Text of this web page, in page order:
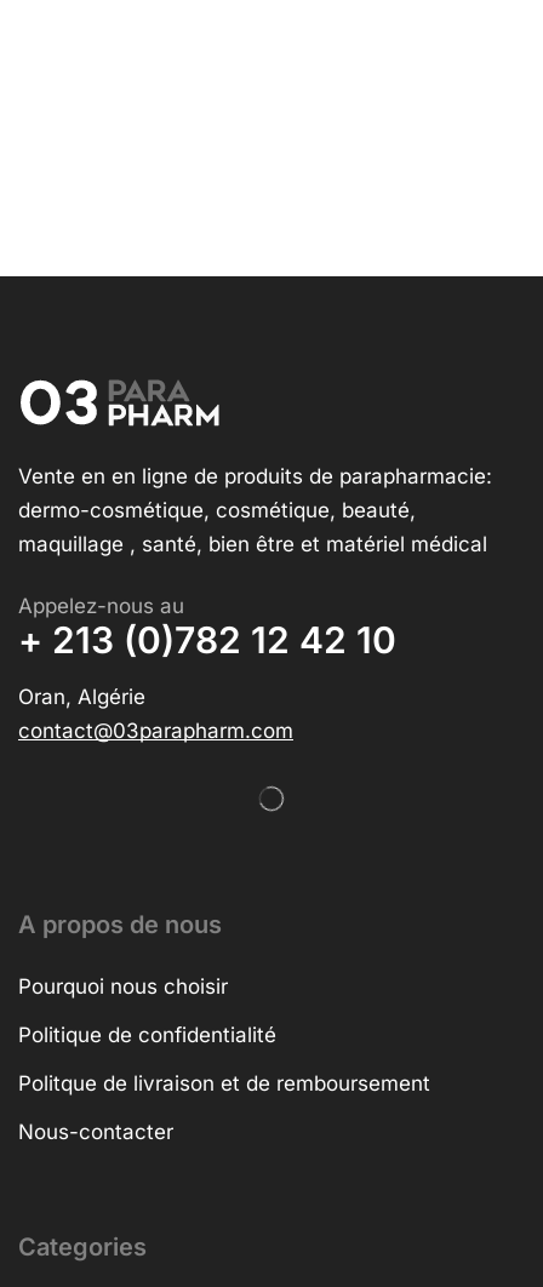
Vente en en ligne de produits de parapharmacie:
dermo-cosmétique, cosmétique, beauté,
maquillage , santé, bien être et matériel médical
Appelez-nous au
+ 213 (0)782 12 42 10
Oran, Algérie
contact@03parapharm.com
A propos de nous
Pourquoi nous choisir
Politique de confidentialité
Politque de livraison et de remboursement
Nous-contacter
Categories